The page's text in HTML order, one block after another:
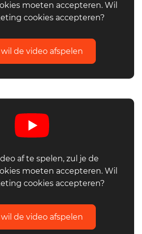
moeten accepteren. Wil
cookies accepteren?
wil de video afspelen
af te spelen, zul je de
moeten accepteren. Wil
cookies accepteren?
wil de video afspelen